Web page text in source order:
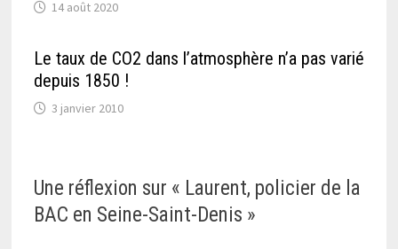
14 août 2020
Le taux de CO2 dans l’atmosphère n’a pas varié
depuis 1850 !
3 janvier 2010
Une réflexion sur « Laurent, policier de la
BAC en Seine-Saint-Denis »